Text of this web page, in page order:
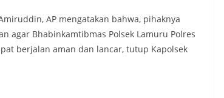
AP mengatakan bahwa, pihaknya
agar Bhabinkamtibmas Polsek Lamuru Polres
berjalan aman dan lancar, tutup Kapolsek